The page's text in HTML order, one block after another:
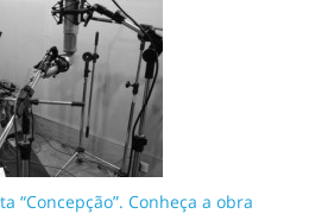
“Concepção”. Conheça a obra